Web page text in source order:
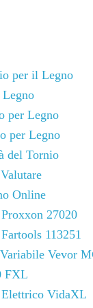
per il Legno
per Legno
per Legno
del Tornio
Online
27020
113251
Vevor
FXL
VidaXL